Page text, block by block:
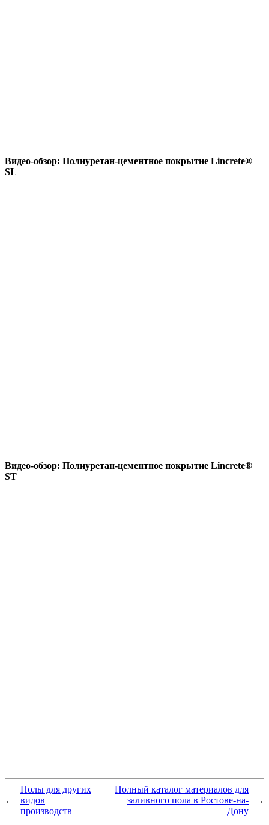
Видео-обзор: Полиуретан-цементное покрытие Lincrete®
SL
Видео-обзор: Полиуретан-цементное покрытие Lincrete®
ST
←
Полы для других
видов
производств
Полный каталог материалов для
заливного пола в Ростове-на-
Дону
→